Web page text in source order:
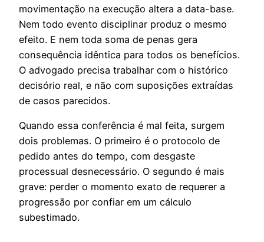
movimentação na execução altera a data-base.
Nem todo evento disciplinar produz o mesmo
efeito. E nem toda soma de penas gera
consequência idêntica para todos os benefícios.
O advogado precisa trabalhar com o histórico
decisório real, e não com suposições extraídas
de casos parecidos.
Quando essa conferência é mal feita, surgem
dois problemas. O primeiro é o protocolo de
pedido antes do tempo, com desgaste
processual desnecessário. O segundo é mais
grave: perder o momento exato de requerer a
progressão por confiar em um cálculo
subestimado.